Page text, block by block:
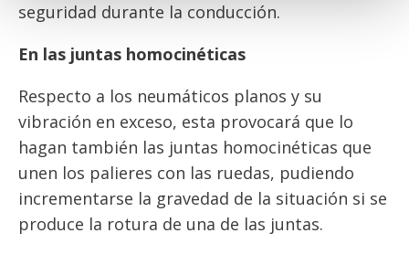
seguridad durante la conducción.
En las juntas homocinéticas
Respecto a los neumáticos planos y su
vibración en exceso, esta provocará que lo
hagan también las juntas homocinéticas que
unen los palieres con las ruedas, pudiendo
incrementarse la gravedad de la situación si se
produce la rotura de una de las juntas.